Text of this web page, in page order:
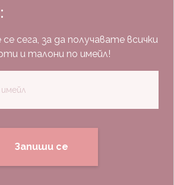
сега, за да получавате всички
и талони по имейл!
Запиши се